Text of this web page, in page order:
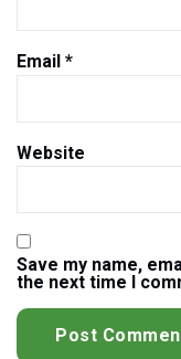
Email *
Website
Save my name,
the next time I